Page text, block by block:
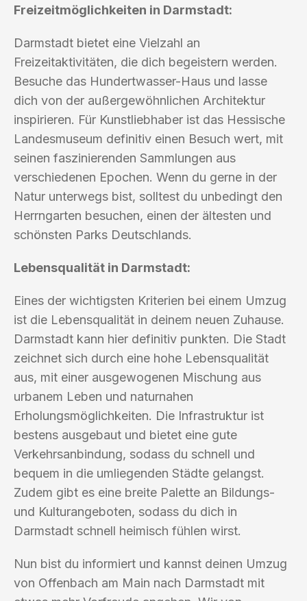
Freizeitmöglichkeiten in Darmstadt:
Darmstadt bietet eine Vielzahl an
Freizeitaktivitäten, die dich begeistern werden.
Besuche das Hundertwasser-Haus und lasse
dich von der außergewöhnlichen Architektur
inspirieren. Für Kunstliebhaber ist das Hessische
Landesmuseum definitiv einen Besuch wert, mit
seinen faszinierenden Sammlungen aus
verschiedenen Epochen. Wenn du gerne in der
Natur unterwegs bist, solltest du unbedingt den
Herrngarten besuchen, einen der ältesten und
schönsten Parks Deutschlands.
Lebensqualität in Darmstadt:
Eines der wichtigsten Kriterien bei einem Umzug
ist die Lebensqualität in deinem neuen Zuhause.
Darmstadt kann hier definitiv punkten. Die Stadt
zeichnet sich durch eine hohe Lebensqualität
aus, mit einer ausgewogenen Mischung aus
urbanem Leben und naturnahen
Erholungsmöglichkeiten. Die Infrastruktur ist
bestens ausgebaut und bietet eine gute
Verkehrsanbindung, sodass du schnell und
bequem in die umliegenden Städte gelangst.
Zudem gibt es eine breite Palette an Bildungs-
und Kulturangeboten, sodass du dich in
Darmstadt schnell heimisch fühlen wirst.
Nun bist du informiert und kannst deinen Umzug
von Offenbach am Main nach Darmstadt mit